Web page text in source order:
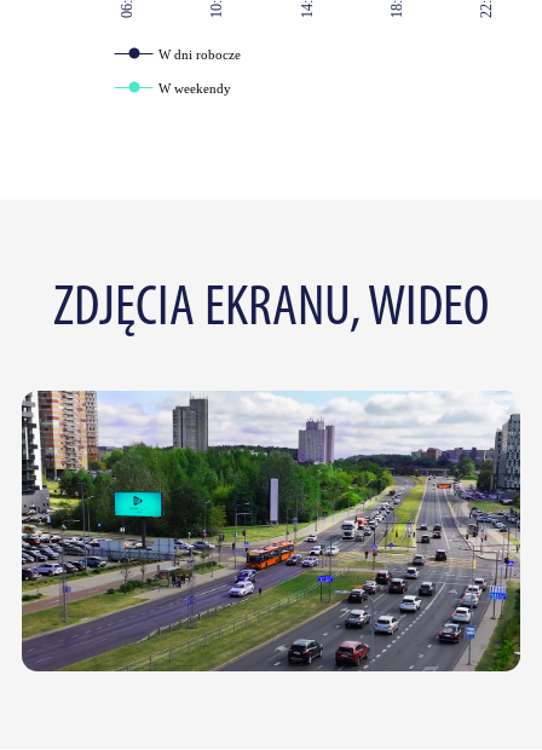
W dni robocze
W weekendy
ZDJĘCIA EKRANU, WIDEO